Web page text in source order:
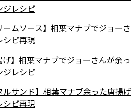
レシピ
ームソース】相葉マナブでジョーさ
シピ再現
げ】相葉マナブでジョーさんが余っ
ジレシピ
ルサンド】相葉マナブ余った唐揚げ
シピ再現